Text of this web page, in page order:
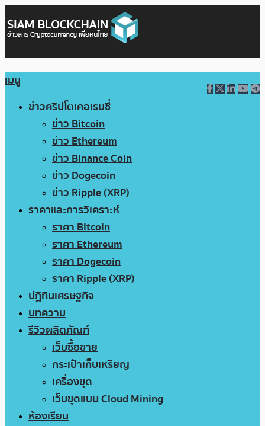
เมนู
ข่าวคริปโตเคอเรนซี่
ข่าว Bitcoin
ข่าว Ethereum
ข่าว Binance Coin
ข่าว Dogecoin
ข่าว Ripple (XRP)
ราคาและการวิเคราะห์
ราคา Bitcoin
ราคา Ethereum
ราคา Dogecoin
ราคา Ripple (XRP)
ปฏิทินเศรษฐกิจ
บทความ
รีวิวผลิตภัณฑ์
เว็บซื้อขาย
กระเป๋าเก็บเหรียญ
เครื่องขุด
เว็บขุดแบบ Cloud Mining
ห้องเรียน